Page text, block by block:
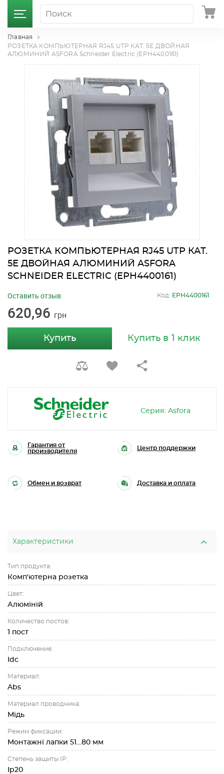
Главная
РОЗЕТКА КОМПЬЮТЕРНАЯ RJ45 UTP КАТ. 5Е ДВОЙНАЯ
АЛЮМИНИЙ ASFORA Schneider Electric (EPH4400161)
РОЗЕТКА КОМПЬЮТЕРНАЯ RJ45 UTP КАТ.
5Е ДВОЙНАЯ АЛЮМИНИЙ ASFORA
SCHNEIDER ELECTRIC (EPH4400161)
620,96 грн
Оставить отзыв Код: EPH4400161
Купить Купить в 1 клик
Серия: Asfora
Гарантия от
производителя
Центр поддержки
Обмен и возврат Доставка и оплата
Характеристики
Тип продукта:
Комп'ютерна розетка
Цвет:
Алюміній
Количество постов:
1 пост
Подключение:
Idc
Материал:
Abs
Материал проводника:
Мідь
Режим фиксации:
Монтажні лапки 51…80 мм
Степень защиты IP:
Ip20